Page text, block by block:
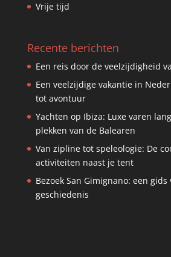
Vrije tijd
Recente berichten
Een reis door de veelzijdigheid
Een veelzijdige vakantie in
tot avontuur
Yachten op Ibiza: Luxe varen
plekken van de Balearen
Van zipline tot speleologie: De
activiteiten naast je tent
Bezoek San Gimignano: een
geschiedenis